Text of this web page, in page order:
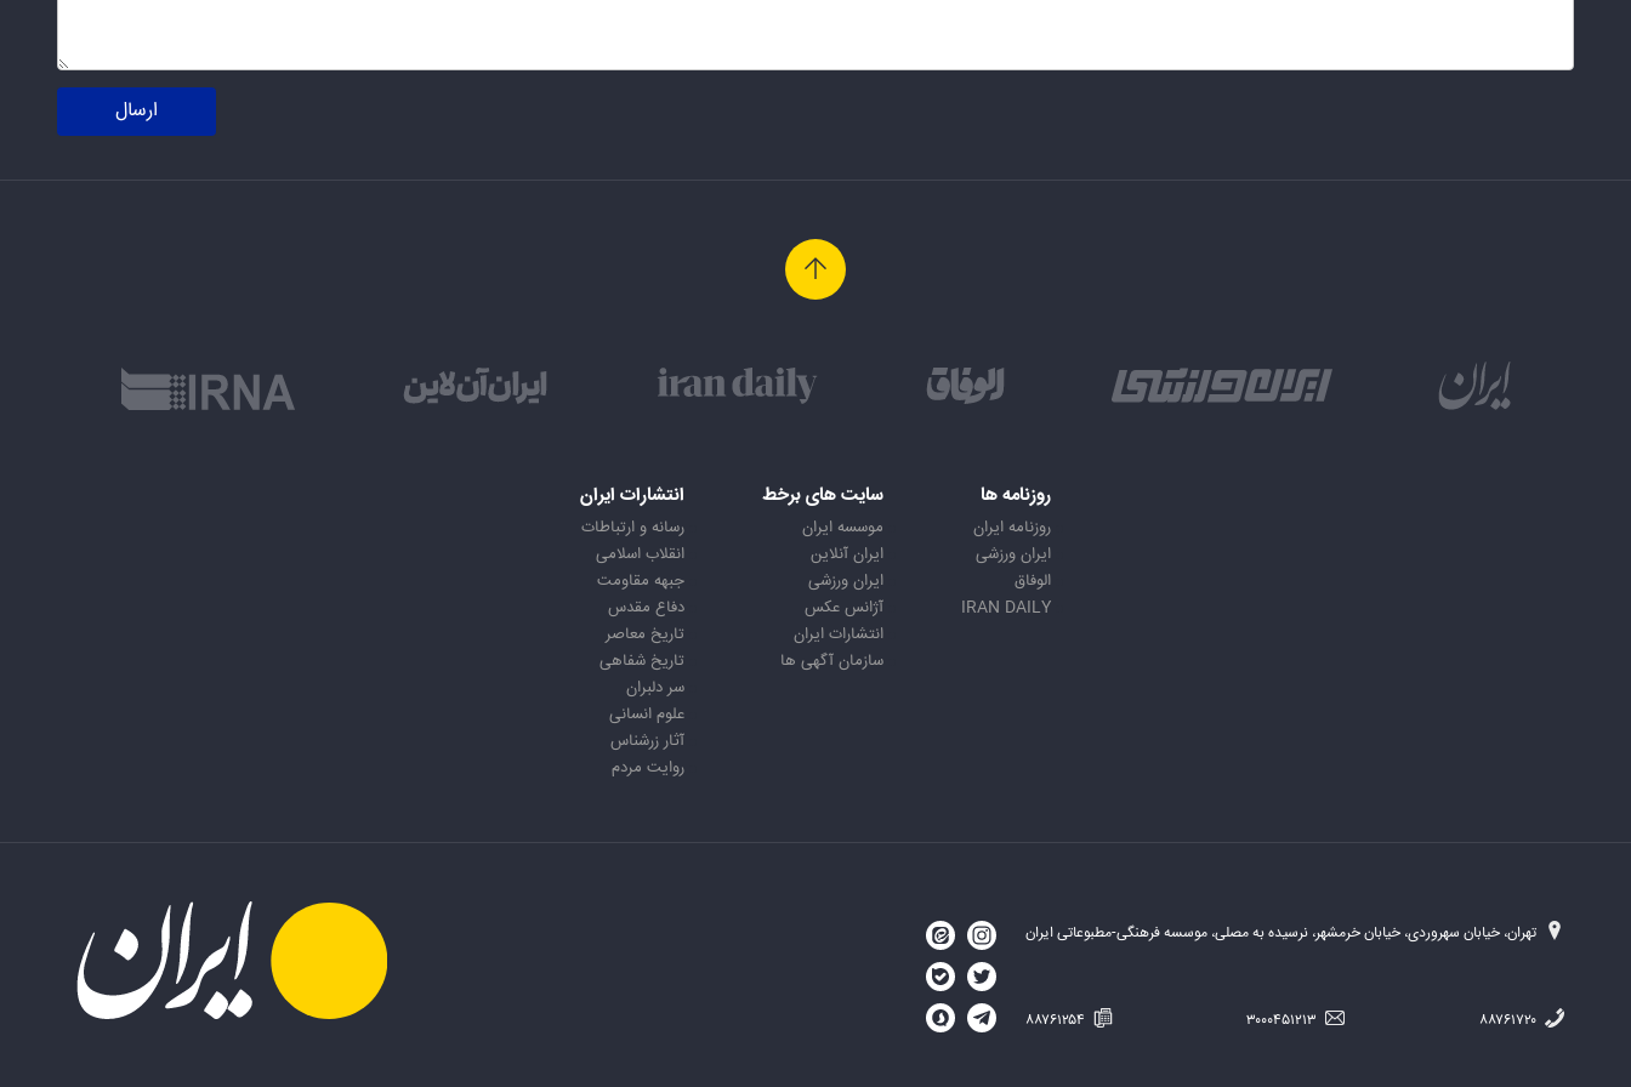
ارسال
روزنامه ها
روزنامه ایران
ایران ورزشی
الوفاق
IRAN DAILY
سایت های برخط
موسسه ایران
ایران آنلاین
ایران ورزشی
آژانس عکس
انتشارات ایران
سازمان آگهی ها
انتشارات ایران
رسانه و ارتباطات
انقلاب اسلامی
جبهه مقاومت
دفاع مقدس
تاریخ معاصر
تاریخ شفاهی
سر دلبران
علوم انسانی
آثار زرشناس
روایت مردم
تهران، خیابان سهروردی، خیابان خرمشهر، نرسیده به مصلی، موسسه فرهنگی-مطبوعاتی ایران